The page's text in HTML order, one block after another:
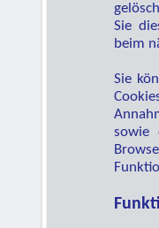
Sie
beim
Sie
sowie